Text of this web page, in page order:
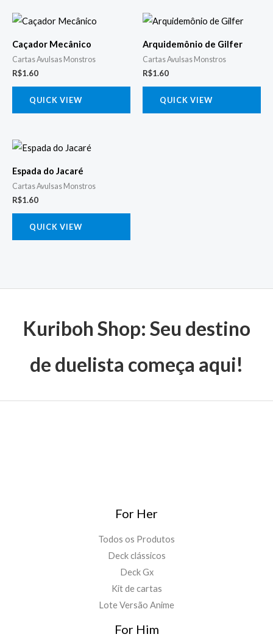
Caçador Mecânico
Cartas Avulsas Monstros
R$1.60
QUICK VIEW
Arquidemônio de Gilfer
Cartas Avulsas Monstros
R$1.60
QUICK VIEW
Espada do Jacaré
Cartas Avulsas Monstros
R$1.60
QUICK VIEW
Kuriboh Shop: Seu destino
de duelista começa aqui!
For Her
Todos os Produtos
Deck clássicos
Deck Gx
Kit de cartas
Lote Versão Anime
For Him